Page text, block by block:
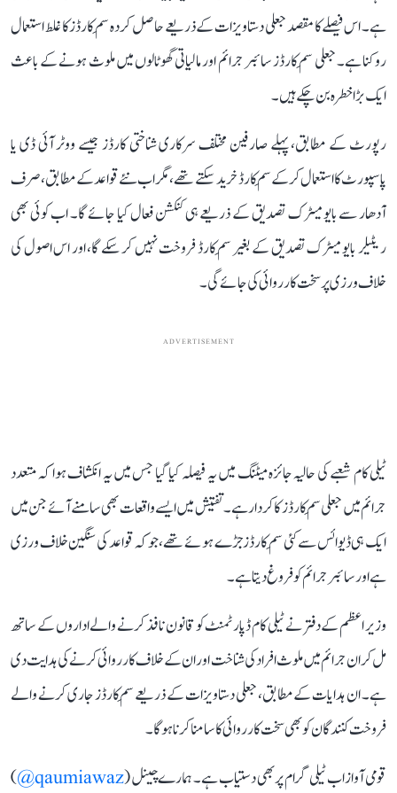
ہے۔ اس فیصلے کا مقصد جعلی دستاویزات کے ذریعے حاصل کردہ سِم کارڈز کا غلط استعمال
روکنا ہے۔ جعلی سِم کارڈز سائبر جرائم اور مالیاتی گھوٹالوں میں ملوث ہونے کے باعث
ایک بڑا خطرہ بن چکے ہیں۔
رپورٹ کے مطابق، پہلے صارفین مختلف سرکاری شناختی کارڈز جیسے ووٹر آئی ڈی یا
پاسپورٹ کا استعمال کر کے سِم کارڈ خرید سکتے تھے، مگر اب نئے قواعد کے مطابق، صرف
آدھار سے بایومیٹرک تصدیق کے ذریعے ہی کنکشن فعال کیا جائے گا۔ اب کوئی بھی
ریٹیلر بایومیٹرک تصدیق کے بغیر سِم کارڈ فروخت نہیں کر سکے گا، اور اس اصول کی
خلاف ورزی پر سخت کارروائی کی جائے گی۔
ADVERTISEMENT
ٹیلی کام شعبے کی حالیہ جائزہ میٹنگ میں یہ فیصلہ کیا گیا جس میں یہ انکشاف ہوا کہ متعدد
جرائم میں جعلی سِم کارڈز کا کردار ہے۔ تفتیش میں ایسے واقعات بھی سامنے آئے جن میں
ایک ہی ڈیوائس سے کئی سِم کارڈز جڑے ہوئے تھے، جو کہ قواعد کی سنگین خلاف ورزی
ہے اور سائبر جرائم کو فروغ دیتا ہے۔
وزیر اعظم کے دفتر نے ٹیلی کام ڈپارٹمنٹ کو قانون نافذ کرنے والے اداروں کے ساتھ
مل کر ان جرائم میں ملوث افراد کی شناخت اور ان کے خلاف کارروائی کرنے کی ہدایت دی
ہے۔ ان ہدایات کے مطابق، جعلی دستاویزات کے ذریعے سِم کارڈز جاری کرنے والے
فروخت کنندگان کو بھی سخت کارروائی کا سامنا کرنا ہوگا۔
قومی آواز اب ٹیلی گرام پر بھی دستیاب ہے۔ ہمارے چینل (qaumiawaz@
)